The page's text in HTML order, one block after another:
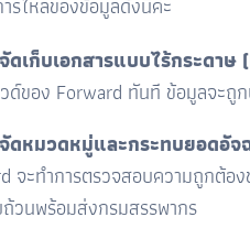
ดเก็บเอกสารแบบไร้กระดา
ด์ของ Forward ทันที ข้อมูลจะถู
ดหมวดหมู่และกระทบยอดอั
จะทำการตรวจสอบความถูกต้อ
วนพร้อมส่งกรมสรรพากร